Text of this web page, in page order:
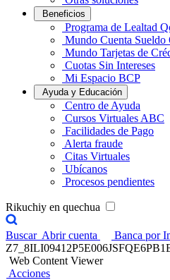
Beneficios
Programa de Lealtad
Mundo Cuenta Sueldo
Mundo Tarjetas de
Cuotas Sin Intereses
Mi Espacio BCP
Ayuda y Educación
Centro de Ayuda
Cursos Virtuales ABC
Facilidades de Pago
Alerta fraude
Citas Virtuales
Ubícanos
Procesos pendientes
Rikuchiy en quechua
Buscar Abrir cuenta
Banca por
Web Content Viewer
Acciones